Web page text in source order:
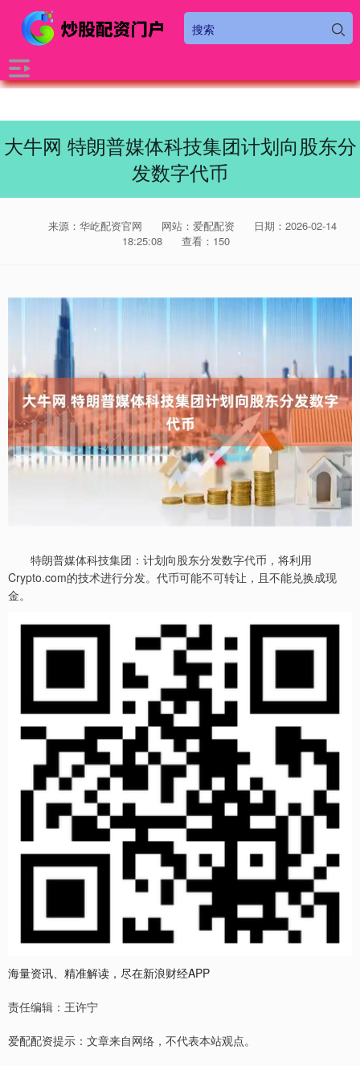
大牛网 特朗普媒体科技集团计划向股东分
发数字代币
来源：华屹配资官网 网站：爱配配资
日期：2026-02-14
18:25:08
查看：150
特朗普媒体科技集团：计划向股东分发数字代币，将利用
Crypto.com的技术进行分发。代币可能不可转让，且不能兑换成现
金。
海量资讯、精准解读，尽在新浪财经APP
责任编辑：王许宁
爱配配资提示：文章来自网络，不代表本站观点。